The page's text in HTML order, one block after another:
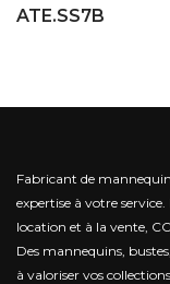
ATE.SS7B
Fabricant de
expertise à votre service.
location et à la vente,
Des mannequins,
à valoriser vos